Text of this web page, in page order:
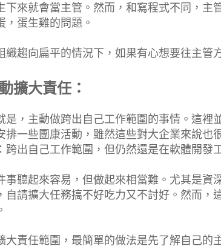
下來就會當主管。然而，和寫程式不同，主
，蛋生雞的問題。
織趨向扁平的情況下，如果有心想要往主管
擴大責任：
是，主動做跨出自己工作範圍的事情。這裡
排一些團康活動，雖然這些對大企業來說也
跨出自己工作範圍，但仍然還是在軟體開發
事聽起來容易，但做起來相當難。尤其是資
自請擴大任務搞不好吃力又不討好。然而，
大責任範圍，最簡單的做法是先了解自己的